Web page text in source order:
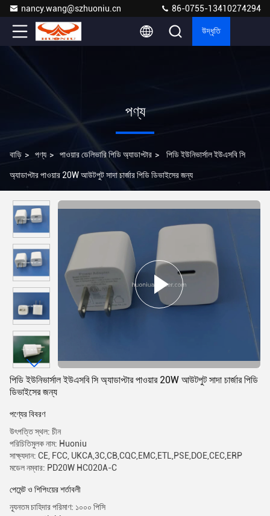
nancy.wang@szhuoniu.cn 86-0755-13410274294
উদ্ধৃতি
পণ্য
বাড়ি > পণ্য > পাওয়ার ডেলিভারি পিডি অ্যাডাপ্টার > পিডি ইউনিভার্সাল ইউএসবি সি
অ্যাডাপ্টার পাওয়ার 20W আউটপুট সাদা চার্জার পিডি ডিভাইসের জন্য
পিডি ইউনিভার্সাল ইউএসবি সি অ্যাডাপ্টার পাওয়ার 20W আউটপুট সাদা চার্জার পিডি
ডিভাইসের জন্য
পণ্যের বিবরণ
উৎপত্তি স্থল: চীন
পরিচিতিমুলক নাম: Huoniu
সাক্ষ্যদান: CE, FCC, UKCA,3C,CB,CQC,EMC,ETL,PSE,DOE,CEC,ERP
মডেল নম্বার: PD20W HC020A-C
পেমেন্ট ও শিপিংয়ের শর্তাবলী
ন্যূনতম চাহিদার পরিমাণ: ১০০০ পিসি